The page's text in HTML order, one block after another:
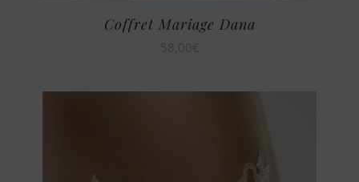
Coffret Mariage Dana
58,00€